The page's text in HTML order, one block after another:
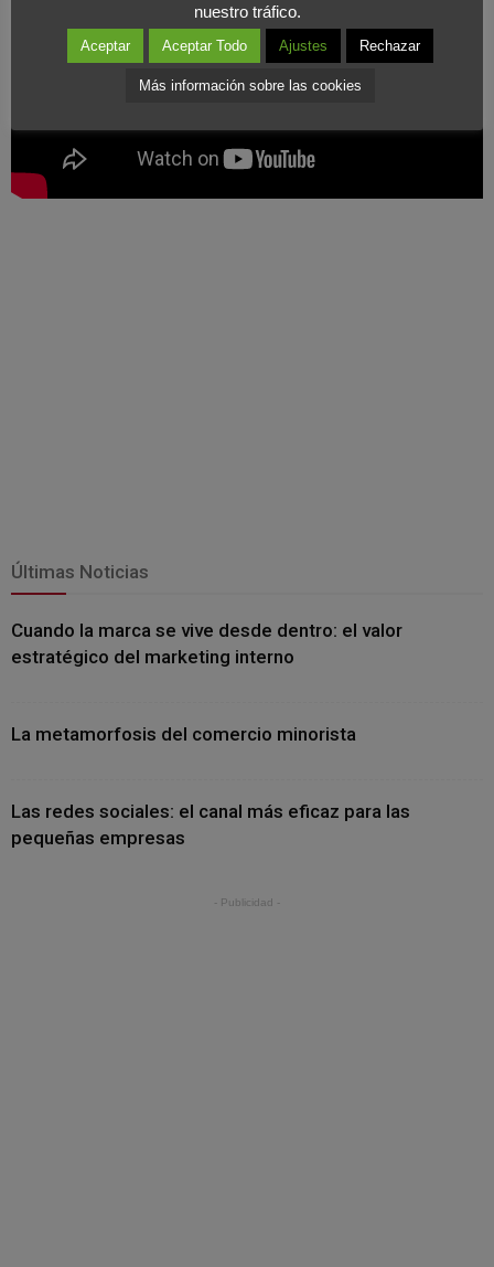
Últimas Noticias
Cuando la marca se vive desde dentro: el valor
estratégico del marketing interno
La metamorfosis del comercio minorista
Las redes sociales: el canal más eficaz para las
pequeñas empresas
- Publicidad -
nuestro tráfico.
Aceptar Aceptar Todo Ajustes Rechazar
Más información sobre las cookies